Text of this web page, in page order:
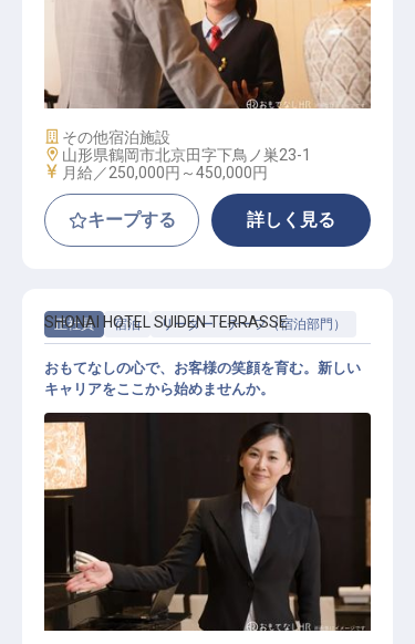
サービススタッフ
施設業態
その他宿泊施設
勤務地
山形県鶴岡市北京田字下鳥ノ巣23-1
給与
月給／250,000円～450,000円
キープする 詳しく見る
正社員 宿泊 リーダー・チーフ（宿泊部門）
レセプションリーダー
SHONAI HOTEL SUIDEN TERRASSE
おもてなしの心で、お客様の笑顔を育む。新しい
キャリアをここから始めませんか。